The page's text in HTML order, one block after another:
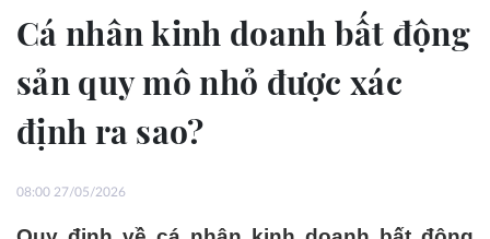
Cá nhân kinh doanh bất động
sản quy mô nhỏ được xác
định ra sao?
08:00 27/05/2026